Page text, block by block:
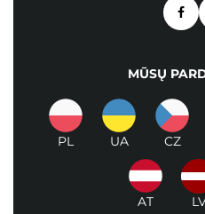
MŪSŲ
PL UA CZ
AT